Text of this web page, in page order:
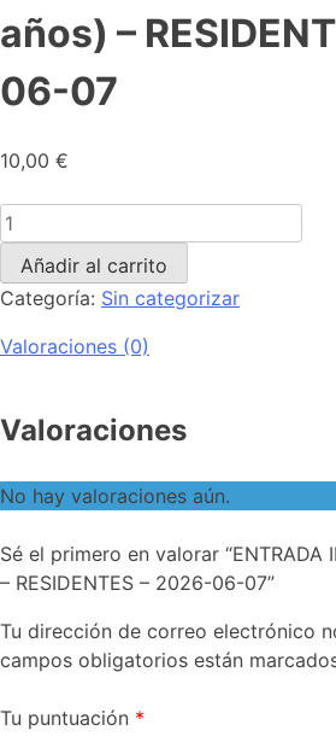
años) –
06-07
10,00 €
Añadir al carrito
Categoría: Sin categorizar
Valoraciones (0)
Valoraciones
No hay valoraciones aún.
Sé el primero en valorar “ENTRADA
– RESIDENTES – 2026-06-07”
Tu dirección de correo electrónico
campos obligatorios están
Tu puntuación *